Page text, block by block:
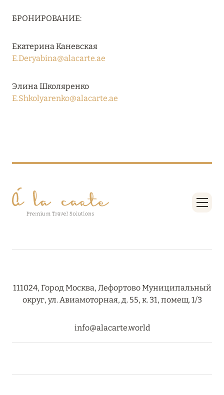
HÔTEL BARRIÈRE LES NEIGES
HÔTEL BARRIÈRE LES NEIGES
Подробнее
27 сентября 2024
ЭКСКЛЮЗИВНО»
20 августа 2024
И ULTIMA COURCHEVEL
БРОНИРОВАНИЕ:
Екатерина Каневская
E.Deryabina@alacarte.ae
Элина Школяренко
E.Shkolyarenko@alacarte.ae
111024, Город Москва, Лефортово Муниципальный
округ, ул. Авиамоторная, д. 55, к. 31, помещ. 1/3
info@alacarte.world